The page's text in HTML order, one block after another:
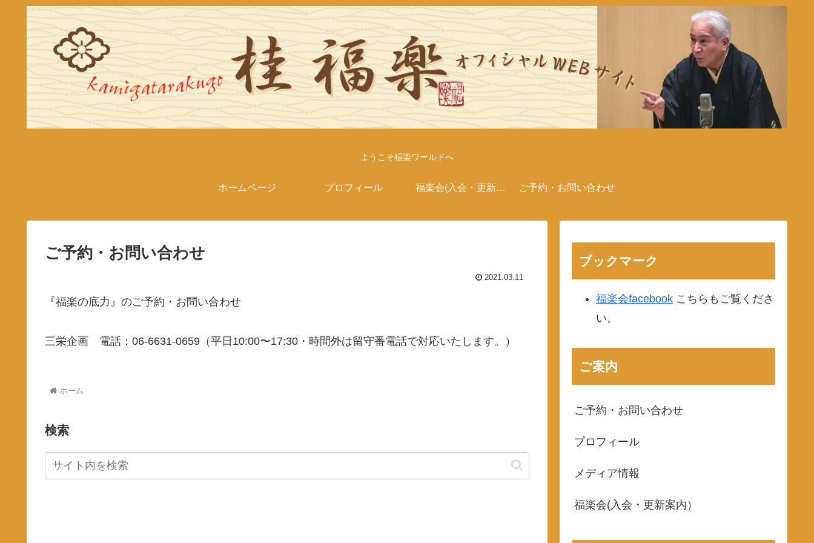
ようこそ福楽ワールドへ
ホームページ プロフィール 福楽会(入会・更新案
内）
ご予約・お問い合わせ
ご予約・お問い合わせ
2021.03.11
『福楽の底力』のご予約・お問い合わせ
三栄企画 電話：06-6631-0659（平日10:00〜17:30・時間外は留守番電話で対応いたします。）
ホーム
検索
ブックマーク
福楽会facebook こちらもご覧くださ
い。
ご案内
ご予約・お問い合わせ
プロフィール
メディア情報
福楽会(入会・更新案内）